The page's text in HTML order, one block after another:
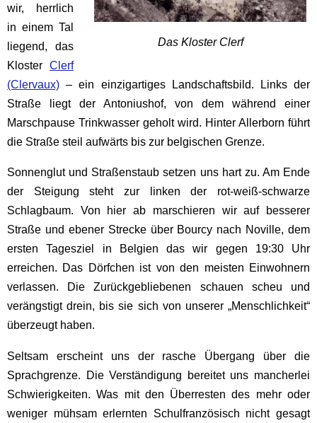
Das Kloster Clerf
wir, herrlich
in einem Tal
liegend, das
Kloster Clerf
(Clervaux) – ein einzigartiges Landschaftsbild. Links der
Straße liegt der Antoniushof, von dem während einer
Marschpause Trinkwasser geholt wird. Hinter Allerborn führt
die Straße steil aufwärts bis zur belgischen Grenze.
Sonnenglut und Straßenstaub setzen uns hart zu. Am Ende
der Steigung steht zur linken der rot-weiß-schwarze
Schlagbaum. Von hier ab marschieren wir auf besserer
Straße und ebener Strecke über Bourcy nach Noville, dem
ersten Tagesziel in Belgien das wir gegen 19:30 Uhr
erreichen. Das Dörfchen ist von den meisten Einwohnern
verlassen. Die Zurückgebliebenen schauen scheu und
verängstigt drein, bis sie sich von unserer „Menschlichkeit“
überzeugt haben.
Seltsam erscheint uns der rasche Übergang über die
Sprachgrenze. Die Verständigung bereitet uns mancherlei
Schwierigkeiten. Was mit den Überresten des mehr oder
weniger mühsam erlernten Schulfranzösisch nicht gesagt